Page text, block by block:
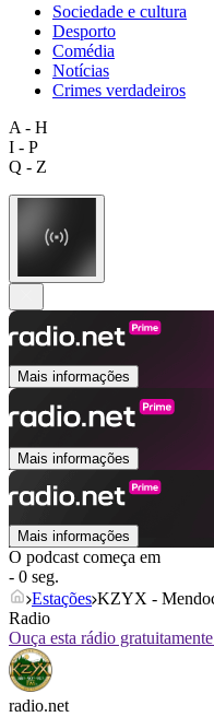
Sociedade e cultura
Desporto
Comédia
Notícias
Crimes verdadeiros
A - H
I - P
Q - Z
Mais informações
Mais informações
Mais informações
O podcast começa em
- 0 seg.
Estações KZYX -
Radio
Ouça esta rádio
radio.net